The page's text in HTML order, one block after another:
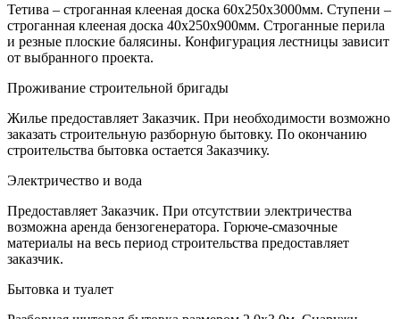
Тетива – строганная клееная доска 60х250х3000мм. Ступени –
строганная клееная доска 40х250х900мм. Строганные перила
и резные плоские балясины. Конфигурация лестницы зависит
от выбранного проекта.
Проживание строительной бригады
Жилье предоставляет Заказчик. При необходимости возможно
заказать строительную разборную бытовку. По окончанию
строительства бытовка остается Заказчику.
Электричество и вода
Предоставляет Заказчик. При отсутствии электричества
возможна аренда бензогенератора. Горюче-смазочные
материалы на весь период строительства предоставляет
заказчик.
Бытовка и туалет